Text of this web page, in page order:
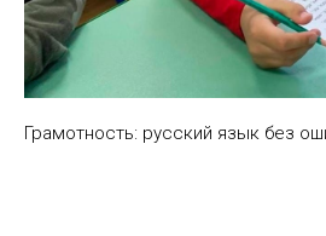
Грамотность: русский язык без